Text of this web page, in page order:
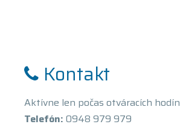
Kontakt
Aktívne len počas otváracích hodín
Telefón: 0948 979 979